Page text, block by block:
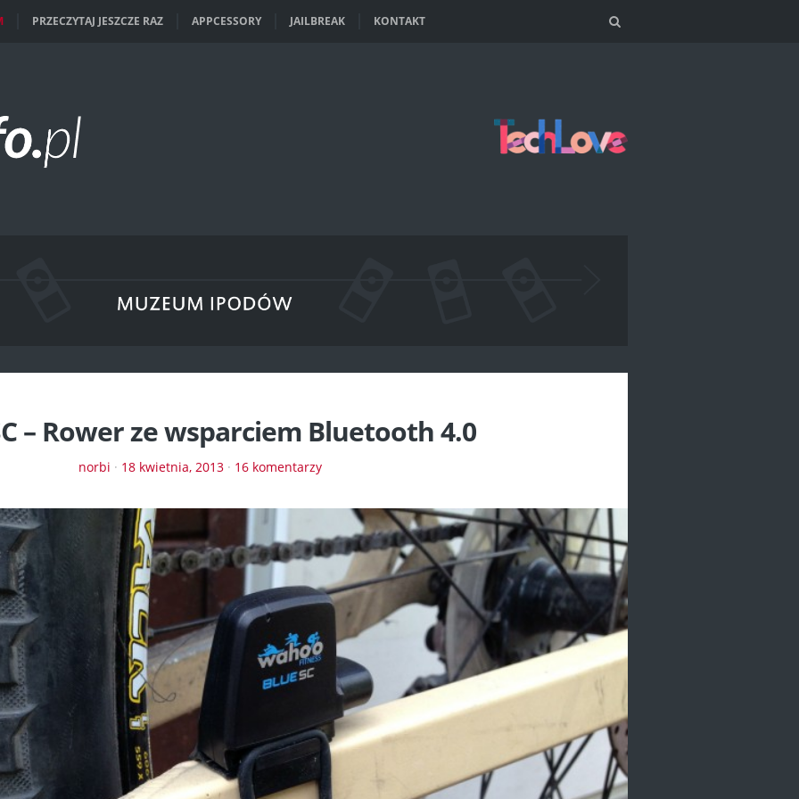
PRZECZYTAJ JESZCZE RAZ APPCESSORY JAILBREAK KONTAKT
– Rower ze wsparciem Bluetooth 4.0
norbi · 18 kwietnia, 2013· 16 komentarzy